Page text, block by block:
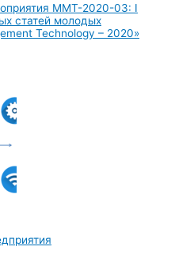
MMT-2020-03: I
статей молодых
Technology – 2020»